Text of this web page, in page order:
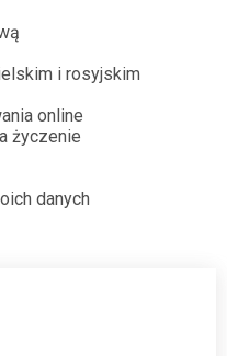
i rosyjskim
online
życzenie
danych